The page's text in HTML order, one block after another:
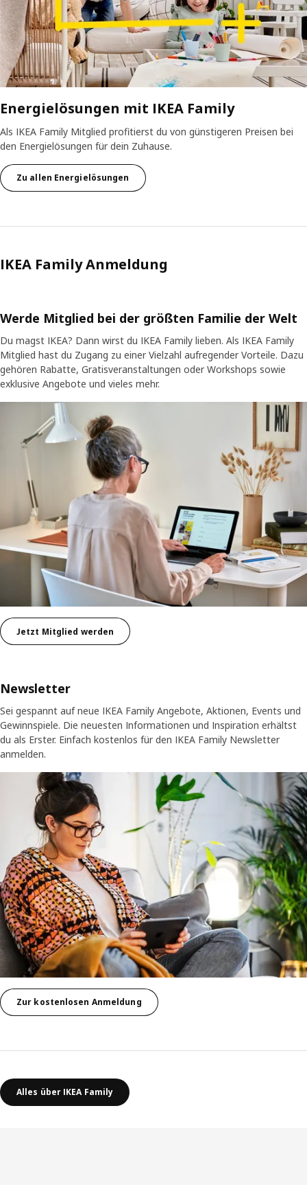
Energielösungen mit IKEA Family
Als IKEA Family Mitglied profitierst du von günstigeren Preisen bei
den Energielösungen für dein Zuhause.
Zu allen Energielösungen
IKEA Family Anmeldung
Werde Mitglied bei der größten Familie der Welt
Du magst IKEA? Dann wirst du IKEA Family lieben. Als IKEA Family
Mitglied hast du Zugang zu einer Vielzahl aufregender Vorteile. Dazu
gehören Rabatte, Gratisveranstaltungen oder Workshops sowie
exklusive Angebote und vieles mehr.
Jetzt Mitglied werden
Newsletter
Sei gespannt auf neue IKEA Family Angebote, Aktionen, Events und
Gewinnspiele. Die neuesten Informationen und Inspiration erhältst
du als Erster. Einfach kostenlos für den IKEA Family Newsletter
anmelden.
Zur kostenlosen Anmeldung
Alles über IKEA Family